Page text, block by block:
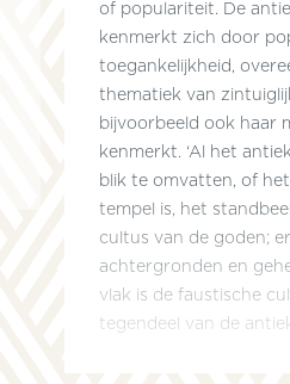
of populariteit. De
kenmerkt zich door
toegankelijkheid,
thematiek van
bijvoorbeeld ook haar
kenmerkt. ‘Al het
blik te omvatten, of
tempel is, het
cultus van de goden;
achtergronden en
vlak is de faustische
tegendeel van de